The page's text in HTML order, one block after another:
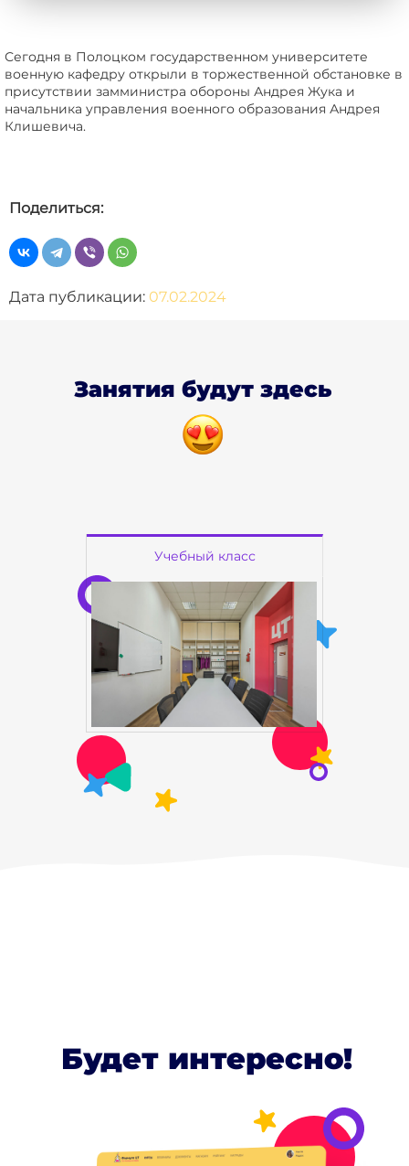
Сегодня в Полоцком государственном университете
военную кафедру открыли в торжественной обстановке в
присутствии замминистра обороны Андрея Жука и
начальника управления военного образования Андрея
Клишевича.
Поделиться:
Дата публикации: 07.02.2024
Занятия будут здесь
Учебный класс
Будет интересно!